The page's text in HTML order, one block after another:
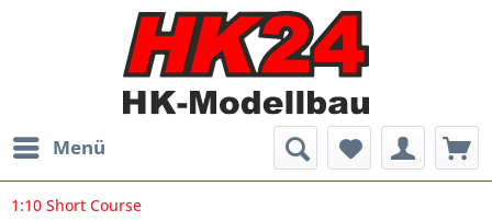
Menü
1:10 Short Course